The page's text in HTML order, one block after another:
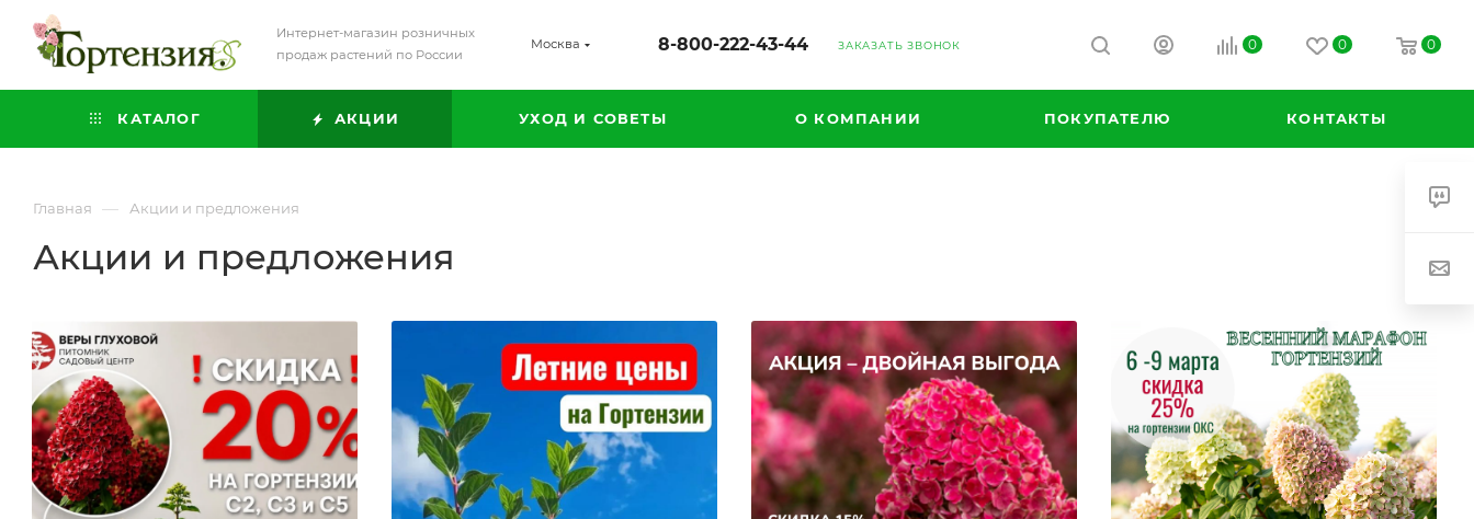
Интернет-магазин розничных
продаж растений по России
Москва 8-800-222-43-44 ЗАКАЗАТЬ ЗВОНОК 0 0 0
КАТАЛОГ АКЦИИ УХОД И СОВЕТЫ О КОМПАНИИ ПОКУПАТЕЛЮ КОНТАКТЫ
Главная — Акции и предложения
Акции и предложения